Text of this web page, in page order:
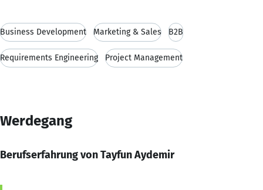
Business Development Marketing & Sales B2B
Requirements Engineering Project Management
Werdegang
Berufserfahrung von Tayfun Aydemir